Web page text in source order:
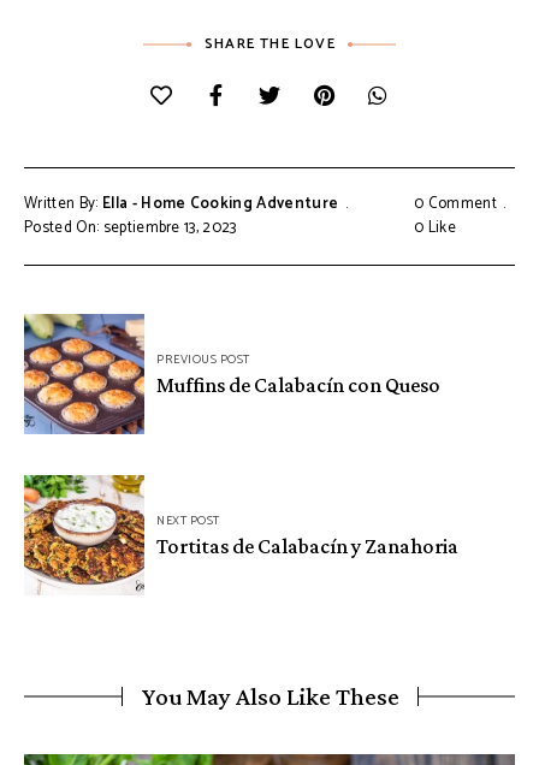
SHARE THE LOVE
Written By: Ella - Home Cooking Adventure
Posted On: septiembre 13, 2023
0 Comment
0Like
Navegación
de
entradas
PREVIOUS POST
Muffins de Calabacín con Queso
NEXT POST
Tortitas de Calabacín y Zanahoria
You May Also Like These